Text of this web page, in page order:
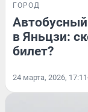
ГОРОД
в Яньцзи:
билет?
24 марта, 2026, 17:11